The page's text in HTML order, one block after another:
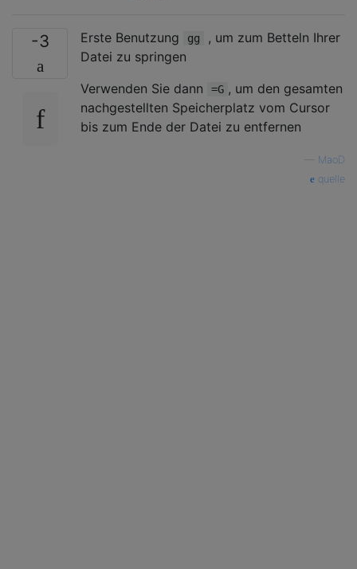
-3 Erste Benutzung gg
, um zum Betteln Ihrer
Datei zu springen
Verwenden Sie dann
=G , um den gesamten
nachgestellten Speicherplatz vom Cursor
bis zum Ende der Datei zu entfernen
MaoD
quelle